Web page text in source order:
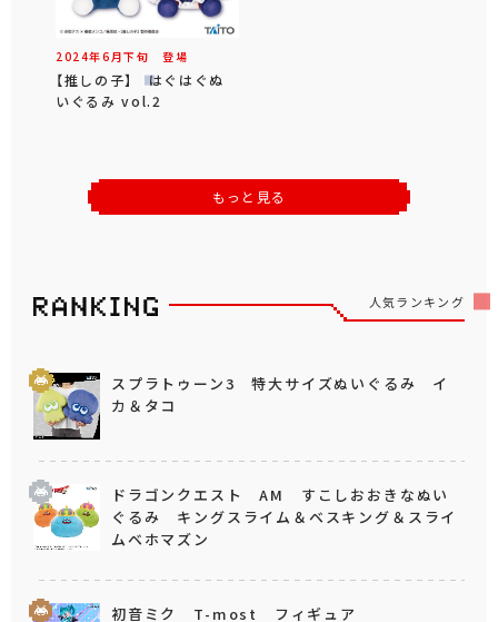
2024年6 月下旬 登場
【推しの子】 はぐはぐぬ
いぐるみ vol.2
もっと見る
人気ランキング
スプラトゥーン3 特大サイズぬいぐるみ イ
カ＆タコ
ドラゴンクエスト AM すこしおおきなぬい
ぐるみ キングスライム＆ベスキング＆スライ
ムベホマズン
初音ミク T-most フィギュア